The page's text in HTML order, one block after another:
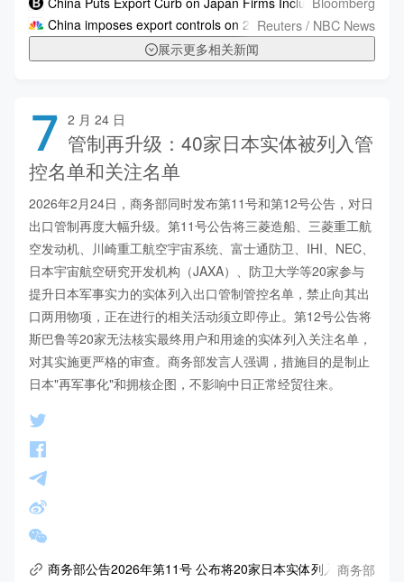
China imposes export controls on 20 Japanese entities to
Reuters / NBC News
展示更多相关新闻
7 2 月 24 日
管制再升级：40家日本实体被列入管
控名单和关注名单
2026年2月24日，商务部同时发布第11号和第12号公告，对日
出口管制再度大幅升级。第11号公告将三菱造船、三菱重工航
空发动机、川崎重工航空宇宙系统、富士通防卫、IHI、NEC、
日本宇宙航空研究开发机构（JAXA）、防卫大学等20家参与
提升日本军事实力的实体列入出口管制管控名单，禁止向其出
口两用物项，正在进行的相关活动须立即停止。第12号公告将
斯巴鲁等20家无法核实最终用户和用途的实体列入关注名单，
对其实施更严格的审查。商务部发言人强调，措施目的是制止
日本"再军事化"和拥核企图，不影响中日正常经贸往来。
商务部公告2026年第11号 公布将20家日本实体列入出口管制管
商务部